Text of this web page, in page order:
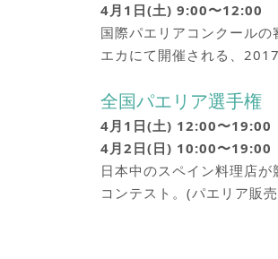
4月1日(土) 9:00〜12:00
国際パエリアコンクール
エカにて開催される、
全国パエリア選手権
4月1日(土) 12:00〜19:00
4月2日(日) 10:00〜19:00
日本中のスペイン料理店
コンテスト。(パエリア販